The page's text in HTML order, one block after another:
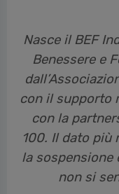
Nasce il BEF
Benessere e
con il supporto
con la
100. Il dato più
la sospensione
non si